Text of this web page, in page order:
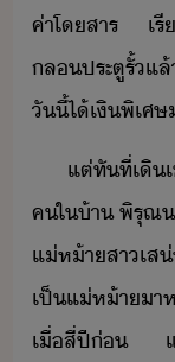
ค่าโสาร​ ​เรี
ล​ประตูรั้​แ
ัี้​ไ้เิ​พิเศ
แต่​ทัที​่​เิ​เ
คใ​้า​ ​พิรุณ​
แ่ห้า​สา​เส
เป็​แ่ห้า​า​
เื่​สี่​ปี่​ ​แ